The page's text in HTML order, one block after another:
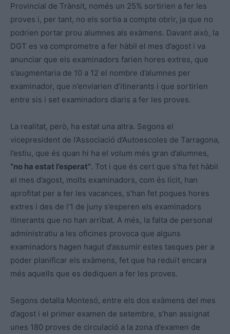
Provincial de Trànsit, només un 25% sortirien a fer les
proves i, per tant, no els sortia a compte obrir, ja que no
podrien portar prou alumnes als exàmens. Davant això, la
DGT es va comprometre a fer hàbil el mes d’agost i va
anunciar que els examinadors farien hores extres, que
s’augmentaria de 10 a 12 el nombre d’alumnes per
examinador, que n’enviarien d’itinerants i que sortirien
entre sis i set examinadors diaris a fer les proves.
La realitat, però, ha estat una altra. Segons el
vicepresident de l’Associació d’Autoescoles de Tarragona,
l’estiu, que és quan hi ha el volum més gran d’alumnes,
“no ha estat l’esperat”. Tot i que és cert que s’ha fet hàbil
el mes d’agost, molts examinadors, com és lícit, han
aprofitat per a fer les vacances, s’han fet poques hores
extres i des de l’1 de juny s’esperen els examinadors
itinerants que no han arribat. A més, la falta de personal
administratiu a les oficines provoca que alguns
examinadors hagen hagut d’assumir estes tasques per a
poder planificar els exàmens, fet que ha reduït encara
més aquells que es dediquen a fer les proves.
Segons detalla Montesó, entre els dos exàmens del mes
d’agost i el primer examen de setembre, s’han assignat
unes 180 proves de circulació a la zona d’examen de